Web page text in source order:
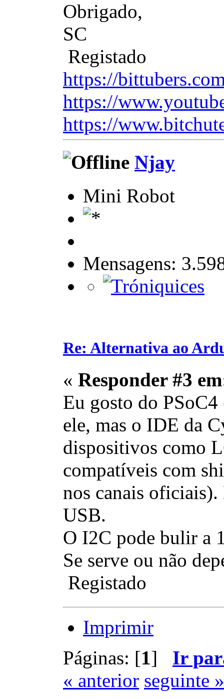
Obrigado,
SC
Registado
https://
https://
https://
Njay
Mini Robot
Mensagens:
Re: Alternativa ao
« Responder #3
Eu gosto do
ele, mas o IDE da
dispositivos como
compatíveis com
nos canais
USB.
O I2C pode bulir a
Se serve ou não
Registado
Imprimir
Páginas: [1] Ir
« anterior seguinte »